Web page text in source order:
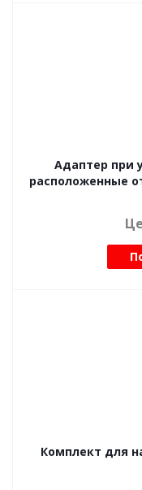
Адаптер при
расположенные
Комплект для